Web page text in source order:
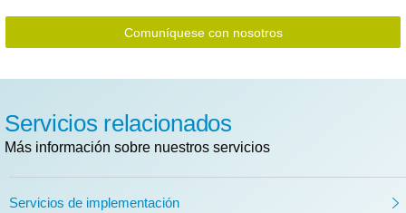
Comuníquese con nosotros
Servicios relacionados
Más información sobre nuestros servicios
Servicios de implementación